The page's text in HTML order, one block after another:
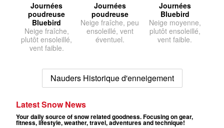
Journées
poudreuse
Bluebird
Neige fraîche,
plutôt ensoleillé,
vent faible.
Journées
poudreuse
Neige fraîche, peu
ensoleillé, vent
éventuel.
Journées
Bluebird
Neige moyenne,
plutôt ensoleillé,
vent faible.
Nauders Historique d'enneigement